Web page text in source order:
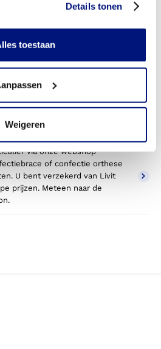
Details tonen
toestaan
Weigeren
uitsluitend gebruikt tijdens
over het vergoeden van
via onze webshop
of confectie orthese
U bent verzekerd van Livit
prijzen. Meteen naar de